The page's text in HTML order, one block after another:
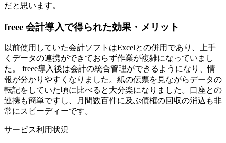
だと思います。
freee 会計導入で得られた効果・メリット
以前使用していた会計ソフトはExcelとの併用であり、上手
くデータの連携ができておらず作業が複雑になっていまし
た。 freee導入後は会計の統合管理ができるようになり、情
報が分かりやすくなりました。紙の伝票を見ながらデータの
転記をしていた頃に比べると大分楽になりました。口座との
連携も簡単ですし、月間数百件に及ぶ債権の回収の消込も非
常にスピーディーです。
サービス利用状況